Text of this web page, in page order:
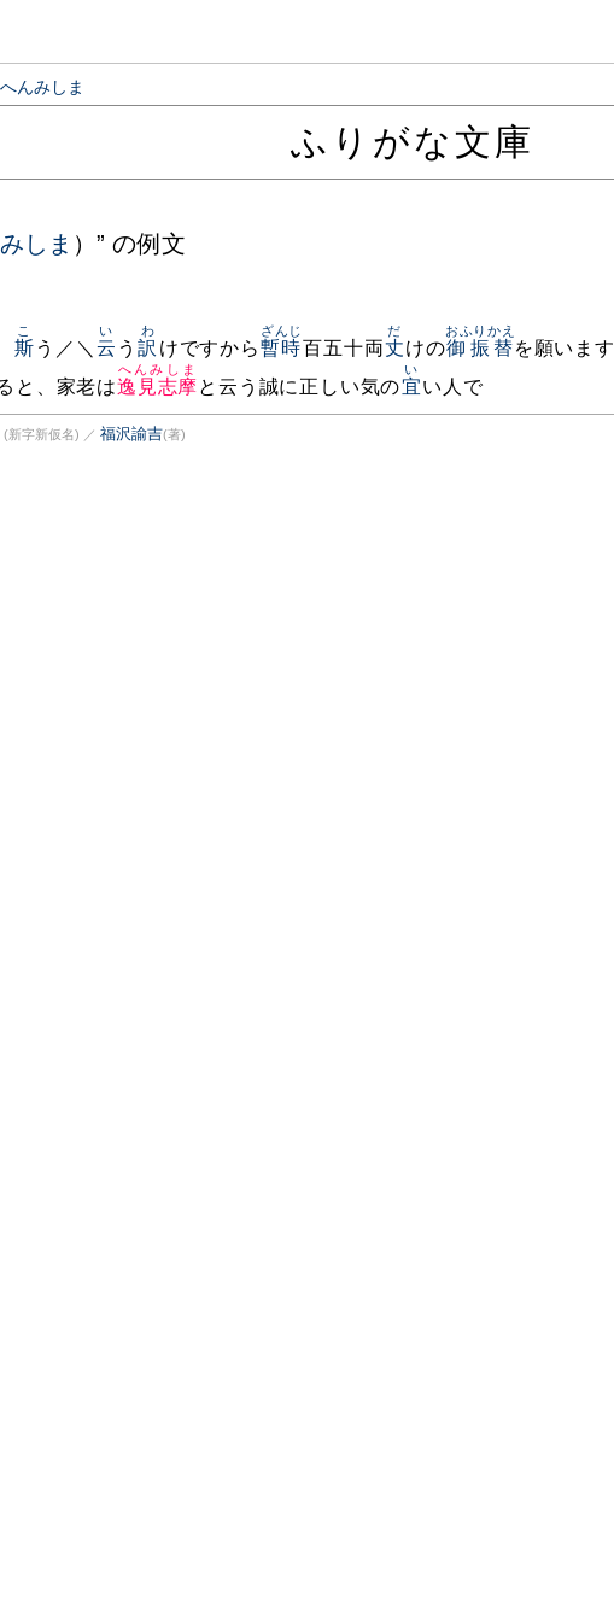
へんみしま
ふりがな文庫
しま ）” の例文
斯
こ
う／＼ 云
い
う 訳
わ
けですから 暫時
ざんじ
百五十両丈
だ
けの御振替
おふりかえ
を願います
と、家老は逸見志摩
へんみしま
と云う誠に正しい気の宜
い
い人で
(新字新仮名) ／ 福沢諭吉(著)